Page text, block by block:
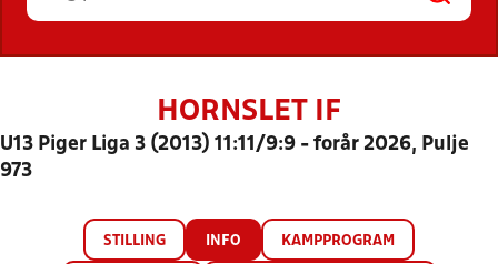
HORNSLET IF
U13 Piger Liga 3 (2013) 11:11/9:9 - forår 2026, Pulje
973
STILLING INFO KAMPPROGRAM